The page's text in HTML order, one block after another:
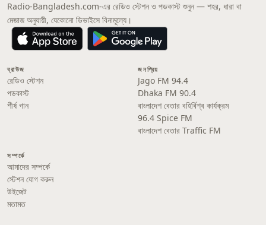
Radio-Bangladesh.com-এর রেডিও স্টেশন ও পডকাস্ট শুনুন — শহর, ধারা বা
মেজাজ অনুযায়ী, যেকোনো ডিভাইসে বিনামূল্যে।
ব্রাউজ
রেডিও স্টেশন
পডকাস্ট
শীর্ষ গান
জনপ্রিয়
Jago FM 94.4
Dhaka FM 90.4
বাংলাদেশ বেতার বহির্বিশ্ব কার্যক্রম
96.4 Spice FM
বাংলাদেশ বেতার Traffic FM
সম্পর্কে
আমাদের সম্পর্কে
স্টেশন যোগ করুন
উইজেট
মতামত